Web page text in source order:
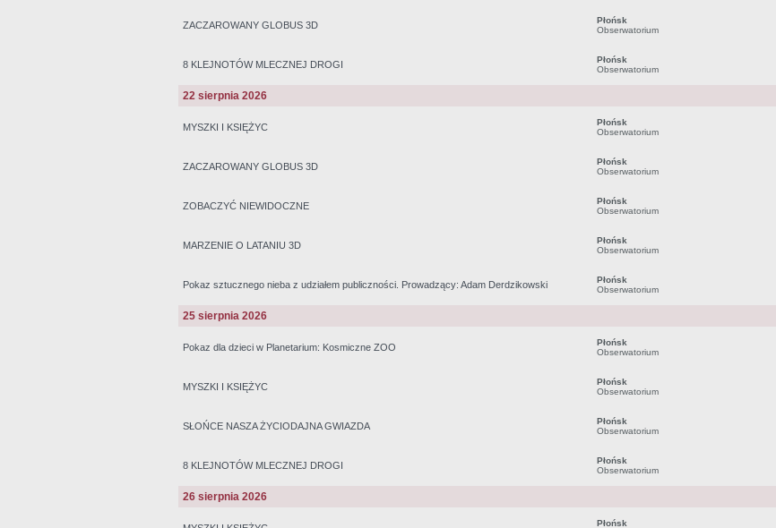
ZACZAROWANY GLOBUS 3D
Płońsk
Obserwatorium
8 KLEJNOTÓW MLECZNEJ DROGI
Płońsk
Obserwatorium
22 sierpnia 2026
MYSZKI I KSIĘŻYC
Płońsk
Obserwatorium
ZACZAROWANY GLOBUS 3D
Płońsk
Obserwatorium
ZOBACZYĆ NIEWIDOCZNE
Płońsk
Obserwatorium
MARZENIE O LATANIU 3D
Płońsk
Obserwatorium
Pokaz sztucznego nieba z udziałem publiczności. Prowadzący: Adam Derdzikowski
Płońsk
Obserwatorium
25 sierpnia 2026
Pokaz dla dzieci w Planetarium: Kosmiczne ZOO
Płońsk
Obserwatorium
MYSZKI I KSIĘŻYC
Płońsk
Obserwatorium
SŁOŃCE NASZA ŻYCIODAJNA GWIAZDA
Płońsk
Obserwatorium
8 KLEJNOTÓW MLECZNEJ DROGI
Płońsk
Obserwatorium
26 sierpnia 2026
Płońsk